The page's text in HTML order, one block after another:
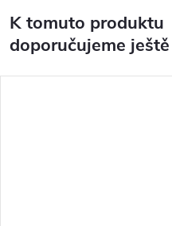
K tomuto produktu
doporučujeme